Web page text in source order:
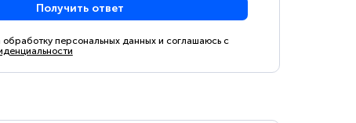
Получить ответ
персональных данных и соглашаюсь с